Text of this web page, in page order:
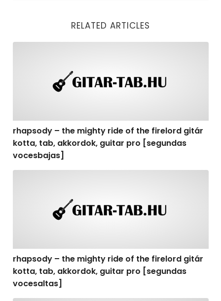
RELATED ARTICLES
rhapsody – the mighty ride of the firelord gitár
kotta, tab, akkordok, guitar pro [segundas
vocesbajas]
rhapsody – the mighty ride of the firelord gitár
kotta, tab, akkordok, guitar pro [segundas
vocesaltas]